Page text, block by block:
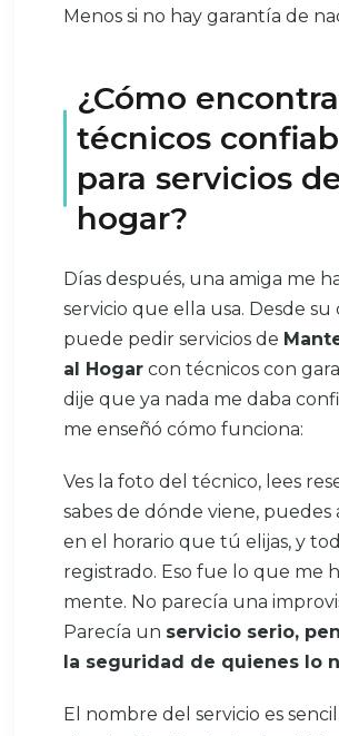
Menos si no hay garantía de
¿Cómo
técnicos
para servicios
hogar?
Días después, una amiga me
servicio que ella usa. Desde
puede pedir servicios de
al Hogarcon técnicos con
dije que ya nada me daba
me enseñó cómo funciona:
Ves la foto del técnico, lees
sabes de dónde viene, puedes
en el horario que tú elijas, y
registrado. Eso fue lo que me
mente. No parecía una
Parecía un servicio serio,
la seguridad de quienes lo
El nombre del servicio es